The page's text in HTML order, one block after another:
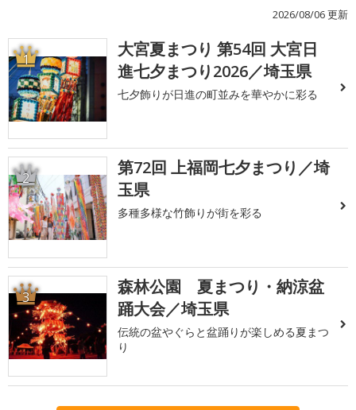
2026/08/06 更新
1
大宮夏まつり 第54回 大宮日
進七夕まつり2026／埼玉県
七夕飾りが日進の町並みを華やかに彩る
2
第72回 上福岡七夕まつり／埼
玉県
多種多様な竹飾りが街を彩る
3
森林公園 夏まつり・納涼盆
踊大会／埼玉県
伝統の盆やぐらと盆踊りが楽しめる夏まつ
り